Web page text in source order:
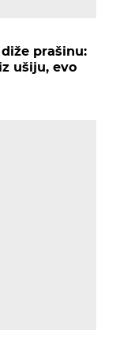
prašinu:
ušiju, evo